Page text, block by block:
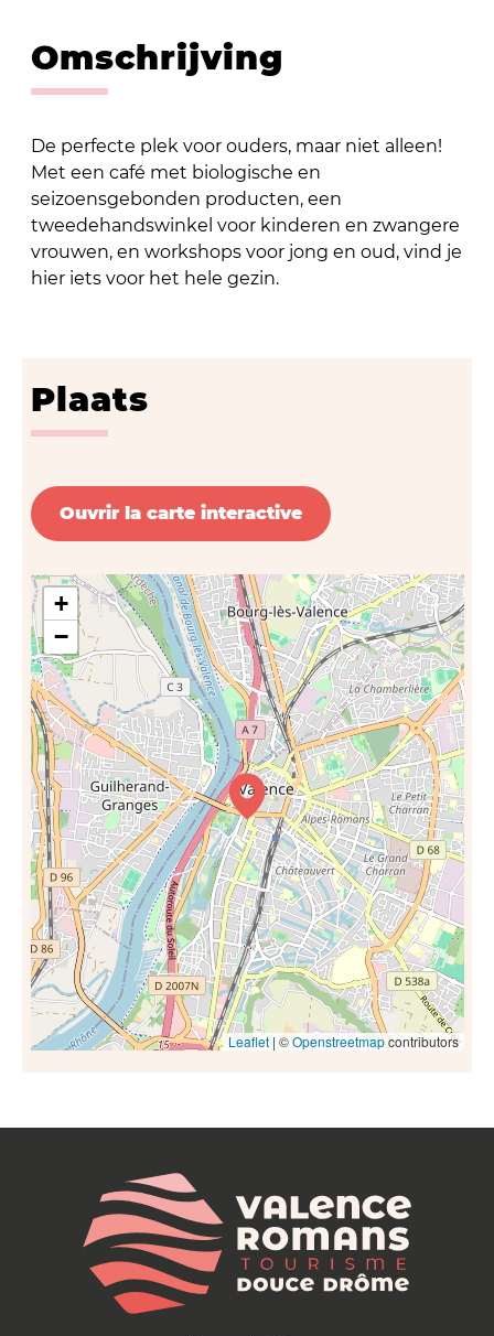
Omschrijving
De perfecte plek voor ouders, maar niet alleen!
Met een café met biologische en
seizoensgebonden producten, een
tweedehandswinkel voor kinderen en zwangere
vrouwen, en workshops voor jong en oud, vind je
hier iets voor het hele gezin.
Plaats
Ouvrir la carte interactive
+
−
Leaflet| ©Openstreetmapcontributors